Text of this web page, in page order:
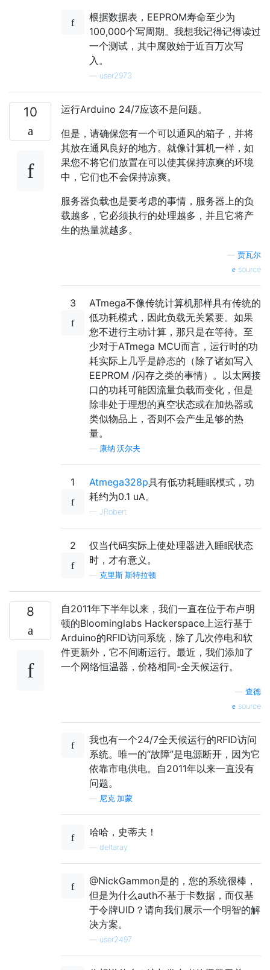
根据数据表，EEPROM寿命至少为
100,000个写周期。我想我记得记得读过
一个测试，其中腐败始于近百万次写
入。
user2973
10
运行Arduino 24/7应该不是问题。
但是，请确保您有一个可以通风的箱子，并将
其放在通风良好的地方。就像计算机一样，如
果您不将它们放置在可以使其保持凉爽的环境
中，它们也不会保持凉爽。
服务器负载也是要考虑的事情，服务器上的负
载越多，它必须执行的处理越多，并且它将产
生的热量就越多。
贾瓦尔
source
3
ATmega不像传统计算机那样具有传统的
低功耗模式，因此负载无关紧要。如果
您不进行主动计算，那只是在等待。至
少对于ATmega MCU而言，运行时的功
耗实际上几乎是静态的（除了诸如写入
EEPROM /闪存之类的事情）。以太网接
口的功耗可能因流量负载而变化，但是
除非处于理想的真空状态或在加热器或
类似物品上，否则不会产生足够的热
量。
康纳·沃尔夫
1 Atmega328p具有低功耗睡眠模式，功
耗约为0.1 uA。
— JRobert
2
仅当代码实际上使处理器进入睡眠状态
时，才有意义。
克里斯·斯特拉顿
8
自2011年下半年以来，我们一直在位于布卢明
顿的Bloominglabs Hackerspace上运行基于
Arduino的RFID访问系统，除了几次停电和软
件更新外，它不间断运行。最近，我们添加了
一个网络恒温器，价格相同-全天候运行。
查德
source
我也有一个24/7全天候运行的RFID访问
系统。唯一的“故障”是电源断开，因为它
依靠市电供电。自2011年以来一直没有
问题。
尼克·加蒙
哈哈，史蒂夫！
deltaray
@NickGammon是的，您的系统很棒，
但是为什么auth不基于卡数据，而仅基
于令牌UID？请向我们展示一个明智的解
决方案。
user2497